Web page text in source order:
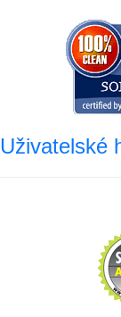
Uživatelské